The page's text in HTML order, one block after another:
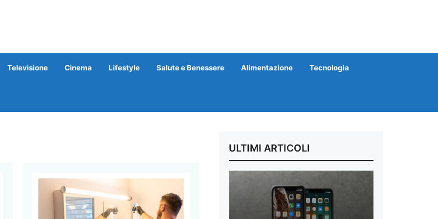
Televisione Cinema Lifestyle Salute e Benessere Alimentazione Tecnologia
ULTIMI ARTICOLI